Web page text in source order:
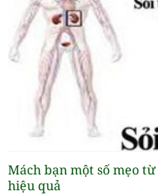
Mách bạn một số mẹo
hiệu quả